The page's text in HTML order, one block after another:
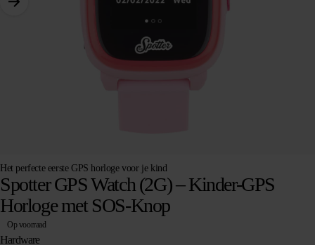
Het perfecte eerste GPS horloge voor je kind
Spotter GPS Watch (2G) – Kinder-GPS
Horloge met SOS-Knop
Op voorraad
Hardware